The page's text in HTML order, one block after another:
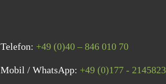
Telefon: +49 (0)40 – 846 010 70
Mobil / WhatsApp: +49 (0)177 - 2145823